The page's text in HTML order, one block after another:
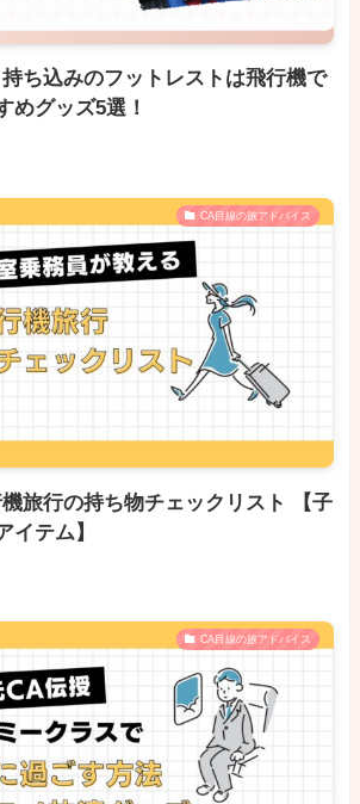
持ち込みのフットレストは飛行機で
めグッズ5選！
CA目線の旅アドバイス
旅行の持ち物チェックリスト 【子
イテム】
CA目線の旅アドバイス